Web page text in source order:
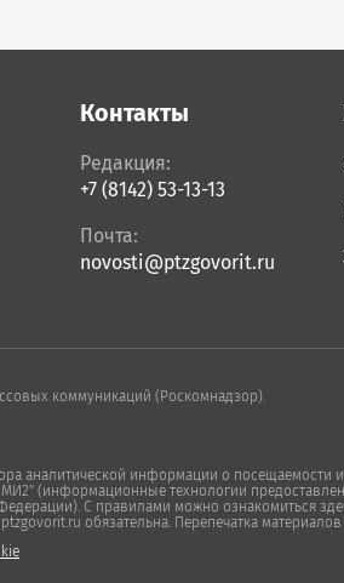
Контакты
Редакция:
+7 (8142) 53-13-13
Почта:
novosti@ptzgovorit.ru
коммуникаций (Роскомнадзор).
аналитической информации о посещаемости и
(информационные технологии
С правилами можно ознакомиться
обязательна. Перепечатка